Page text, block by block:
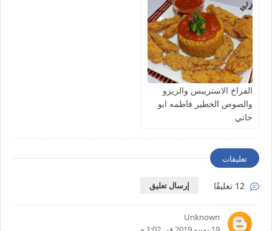
الفراخ الاستريبس والريزو
والصوص الخطير فاطمه ابو
حاتي
تعليقات
إرسال تعليق
Unknown